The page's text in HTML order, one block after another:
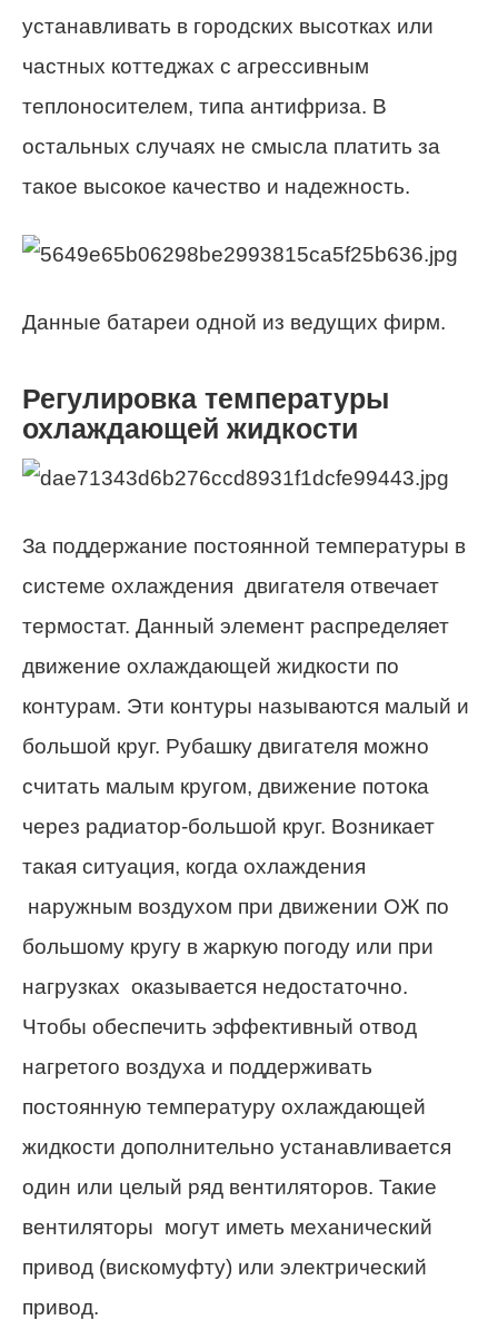
устанавливать в городских высотках или
частных коттеджах с агрессивным
теплоносителем, типа антифриза. В
остальных случаях не смысла платить за
такое высокое качество и надежность.
Данные батареи одной из ведущих фирм.
Регулировка температуры
охлаждающей жидкости
За поддержание постоянной температуры в
системе охлаждения двигателя отвечает
термостат. Данный элемент распределяет
движение охлаждающей жидкости по
контурам. Эти контуры называются малый и
большой круг. Рубашку двигателя можно
считать малым кругом, движение потока
через радиатор-большой круг. Возникает
такая ситуация, когда охлаждения
наружным воздухом при движении ОЖ по
большому кругу в жаркую погоду или при
нагрузках оказывается недостаточно.
Чтобы обеспечить эффективный отвод
нагретого воздуха и поддерживать
постоянную температуру охлаждающей
жидкости дополнительно устанавливается
один или целый ряд вентиляторов. Такие
вентиляторы могут иметь механический
привод (вискомуфту) или электрический
привод.